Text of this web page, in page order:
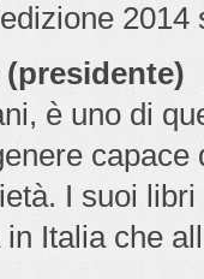
2014
è uno di
I suoi
Italia che